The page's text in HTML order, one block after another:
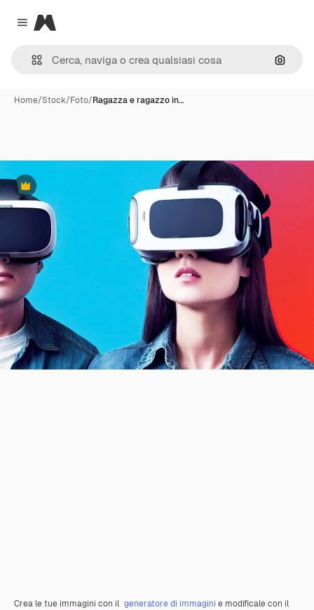
Close menu
Magnific
Cerca
Home/Stock/Foto/Ragazza e ragazzo in…
Premium
Crea le tue immagini con il generatore di immagini e modificale con il